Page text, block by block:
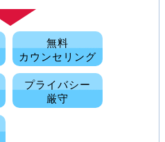
無料
カウンセリング
プライバシー
厳守